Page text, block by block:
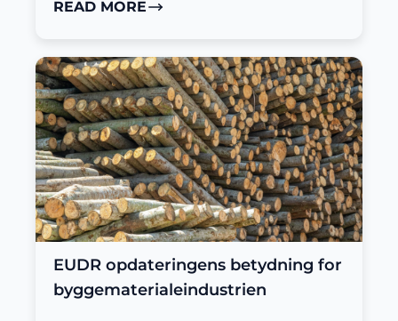
READ MORE
EUDR opdateringens betydning for
byggematerialeindustrien